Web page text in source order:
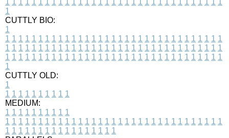
1
CUTTLY BIO:
1
1 1 1 1 1 1 1 1 1 1 1 1 1 1 1 1 1 1 1 1 1 1 1 1 1 1 1 1 1 1 1 1 1
1 1 1 1 1 1 1 1 1 1 1 1 1 1 1 1 1 1 1 1 1 1 1 1 1 1 1 1 1 1 1 1 1
1 1 1 1 1 1 1 1 1 1 1 1 1 1 1 1 1 1 1 1 1 1 1 1 1 1 1 1 1 1 1 1 1
1
CUTTLY OLD:
1
1 1 1 1 1 1 1 1 1 1
MEDIUM:
1 1 1 1 1 1 1 1 1 1
1 1 1 1 1 1 1 1 1 1 1 1 1 1 1 1 1 1 1 1 1 1 1 1 1 1 1 1 1 1 1 1 1
1 1 1 1 1 1 1 1 1 1 1 1 1 1 1 1 1